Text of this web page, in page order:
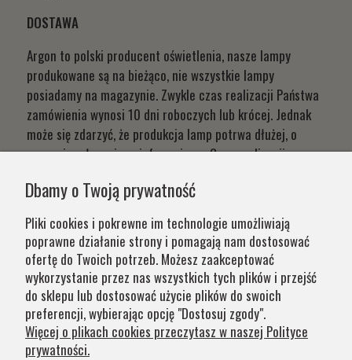
DOSTAWA
Argon to polski producent oświetlenia, nasze lampy
produkowane są na bieżąco, nie wszystkie lampy
posiadamy na magazynie. Zwykle czas realizacji Państwa
zamówienia wynosi 10 dni roboczych lub krócej. Jednak
może się zdarzyć, że produkcja lamp potrwa dłużej, o
czym niezwłocznie poinformujemy. Czas realizacji
chęci zapewnienia jak najwyższej jakości produktu. W
na zamówienie jest zaznaczony w opisie. Wierzymy, że na
nasze lampy warto czasem poczekać.
Kategorie
Obsługa klienta
Dbamy o Twoją prywatność
Pliki cookies i pokrewne im technologie umożliwiają
poprawne działanie strony i pomagają nam dostosować
ofertę do Twoich potrzeb. Możesz zaakceptować
wykorzystanie przez nas wszystkich tych plików i przejść
do sklepu lub dostosować użycie plików do swoich
preferencji, wybierając opcję "Dostosuj zgody".
Więcej o plikach cookies przeczytasz w naszej Polityce
prywatności.